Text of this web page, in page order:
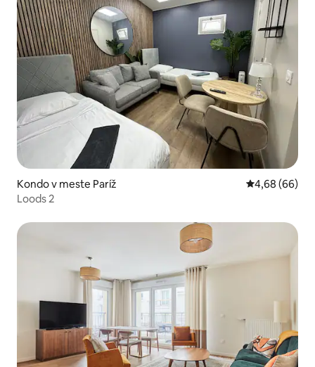
Kondo v meste Paríž Priemerné
4,68 (66)
Loods 2